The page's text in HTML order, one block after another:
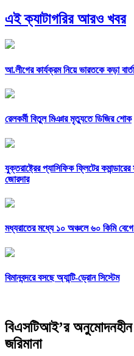
এই ক্যাটাগরির আরও খবর
আ.লীগের কার্যক্রম নিয়ে ভারতকে কড়া
রেলকর্মী বিতুল মিঞার মৃত্যুতে ডিজির শোক
যুক্তরাষ্ট্রের প্যাসিফিক ফ্লিটের
জোরদার
মধ্যরাতের মধ্যে ১০ অঞ্চলে ৬০ কিমি
বিমানবন্দরে বসছে অ্যান্টি-ড্রোন সিস্টেম
বিএসটিআই’র অনুমোদনহীন
জরিমানা